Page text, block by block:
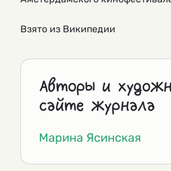
Взято из Википедии
Авторы и
сайте журнала
Марина Ясинская